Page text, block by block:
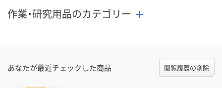
作業・研究用品のカテゴリー
あなたが最近チェックした商品 閲覧履歴の削除